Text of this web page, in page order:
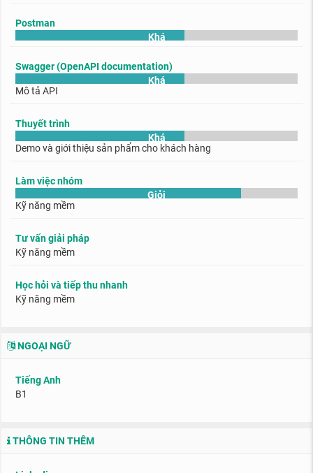
Postman
Khá
Swagger (OpenAPI documentation)
Khá
Mô tả API
Thuyết trình
Khá
Demo và giới thiệu sản phẩm cho khách hàng
Làm việc nhóm
Giỏi
Kỹ năng mềm
Tư vấn giải pháp
Kỹ năng mềm
Học hỏi và tiếp thu nhanh
Kỹ năng mềm
NGOẠI NGỮ
Tiếng Anh
B1
THÔNG TIN THÊM